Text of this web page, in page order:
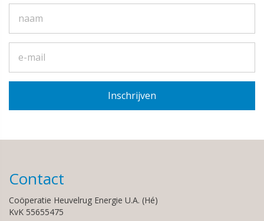
Contact
Coöperatie Heuvelrug Energie U.A. (Hé)
KvK 55655475